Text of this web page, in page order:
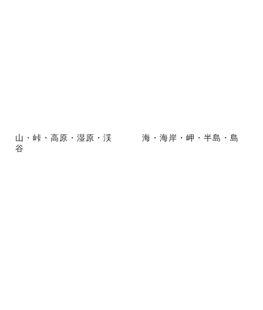
山・峠・高原・湿原・渓
谷
海・海岸・岬・半島・島